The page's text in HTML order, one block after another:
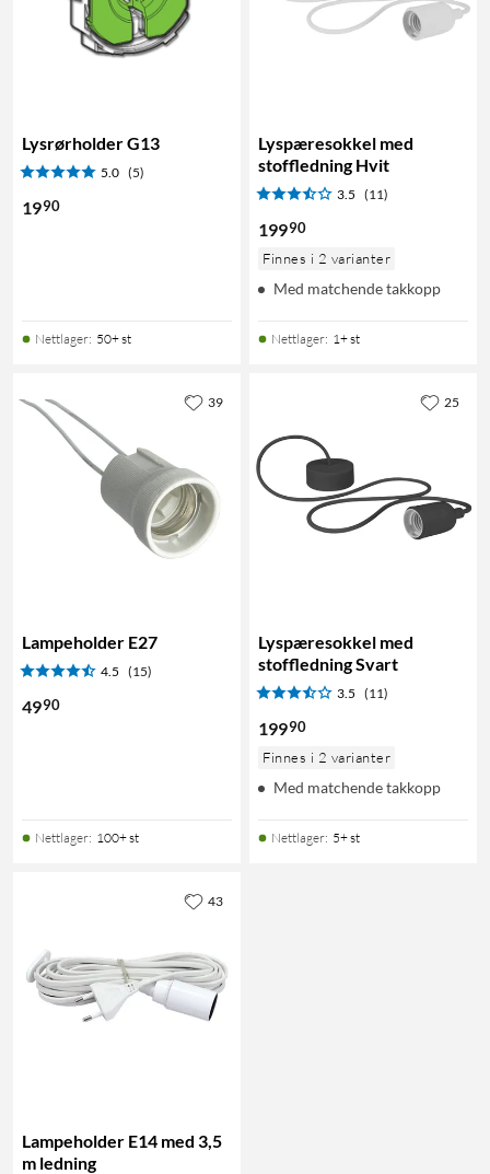
Lysrørholder G13
5.0 (5)
1990
Nettlager: 50+ st
Lyspæresokkel med
stoffledning Hvit
3.5 (11)
19990
Finnes i 2 varianter
Med matchende takkopp
Nettlager: 1+ st
Lampeholder E27
4.5 (15)
4990
Nettlager: 100+ st
39
Lyspæresokkel med
stoffledning Svart
3.5 (11)
19990
Finnes i 2 varianter
Med matchende takkopp
Nettlager: 5+ st
25
Lampeholder E14 med 3,5
m ledning
43